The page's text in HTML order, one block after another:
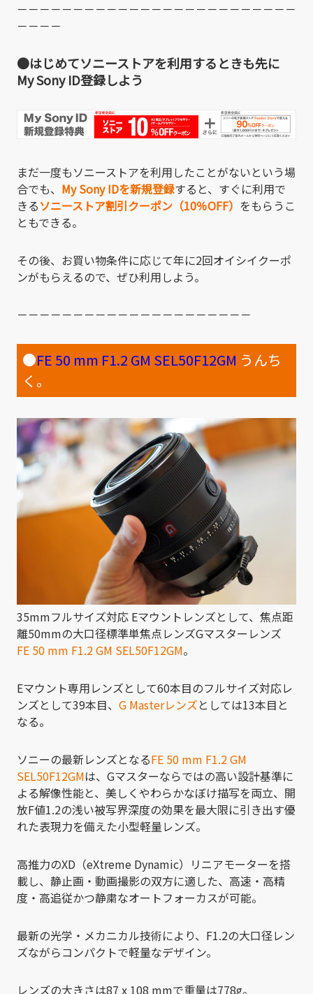
－－－－－－－－－－－－－－－－－－－－－－－－－
－－－－
●はじめてソニーストアを利用するときも先に
My Sony ID登録しよう
まだ一度もソニーストアを利用したことがないという場
合でも、 My Sony IDを新規登録すると、すぐに利用で
きるソニーストア割引クーポン（10％OFF） をもらうこ
ともできる。
その後、お買い物条件に応じて年に2回オイシイクーポ
ンがもらえるので、ぜひ利用しよう。
－－－－－－－－－－－－－－－－－－－－－
●FE 50 mm F1.2 GM SEL50F12GM うんち
く。
35mmフルサイズ対応 Eマウントレンズとして、焦点距
離50mmの大口径標準単焦点レンズGマスターレンズ
FE 50 mm F1.2 GM SEL50F12GM。
Eマウント専用レンズとして60本目のフルサイズ対応レ
ンズとして39本目、 G Masterレンズとしては13本目と
なる。
ソニーの最新レンズとなるFE 50 mm F1.2 GM
SEL50F12GMは、Gマスターならではの高い設計基準に
よる解像性能と、美しくやわらかなぼけ描写を両立、開
放F値1.2の浅い被写界深度の効果を最大限に引き出す優
れた表現力を備えた小型軽量レンズ。
高推力のXD（eXtreme Dynamic）リニアモーターを搭
載し、静止画・動画撮影の双方に適した、高速・高精
度・高追従かつ静粛なオートフォーカスが可能。
最新の光学・メカニカル技術により、F1.2の大口径レン
ズながらコンパクトで軽量なデザイン。
レンズの大きさは87 x 108 mmで重量は778g。